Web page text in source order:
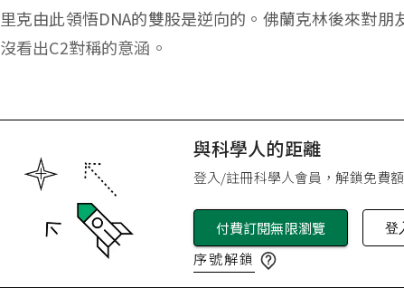
里克由此領悟DNA的雙股是逆向的。佛蘭克林後來對朋
沒看出C2對稱的意涵。
與科學人的距離
登入/註冊科學人會員，解鎖免費
付費訂閱無限瀏覽 登
序號解鎖